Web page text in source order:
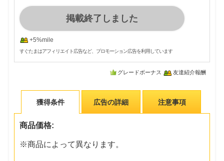
掲載終了しました
+5%mile
すぐたまはアフィリエイト広告など、プロモーション広告を利用しています
グレードボーナス 友達紹介報酬
獲得条件 広告の詳細 注意事項
商品価格:
※商品によって異なります。